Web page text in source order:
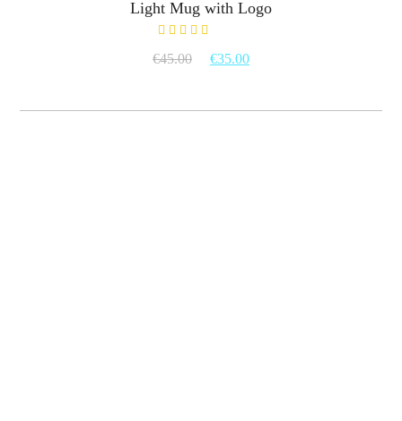
Light Mug with Logo
5.00
out
€45.00 €35.00